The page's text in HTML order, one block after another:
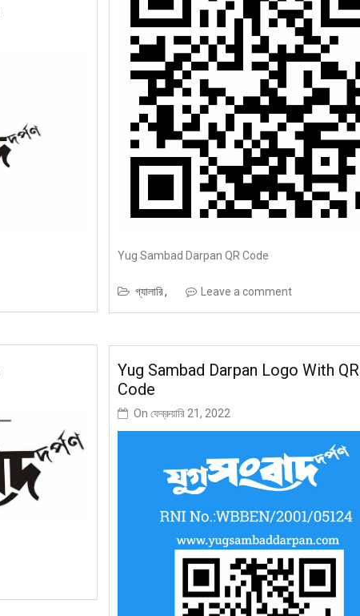
Yug Sambad Darpan QR Code
গ্যালারি Leave a comment
Yug Sambad Darpan Logo With QR
Code
Onফেব্রুয়ারি 21, 2022